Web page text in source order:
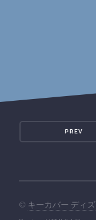
PREV
© キーカバー ディ